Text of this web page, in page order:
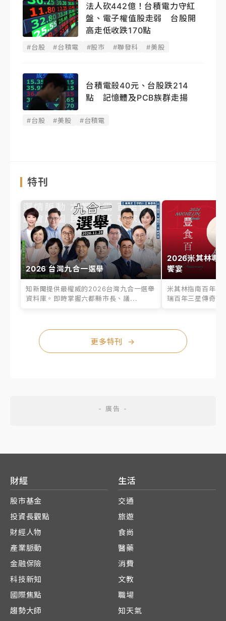
法人砍442億！台積電力守紅
盤、電子權值股走弱 台股開
高走低收跌170點
#台股 #台積電 #股市 #聯發科 #美股
台積電殺40元、台股跌214
點 記憶體及PCB族群走揚
#台股 #美股 #台積電
特刊
2026 台灣九合一選舉
知新聞提供最權威的2026台灣九合一選舉
資料庫。即時掌握六都縣市長、議...
2026米其林專
饗宴
米其林指南百年之
瑞百年三星傳奇、
更多特刊 →
財經
股市基金
投資長觀點
財經人物
產業脈動
金融保險
科技新知
國際焦點
趨勢大師
生活
交通
旅遊
食尚
醫藥
消費
文教
職場
知天氣